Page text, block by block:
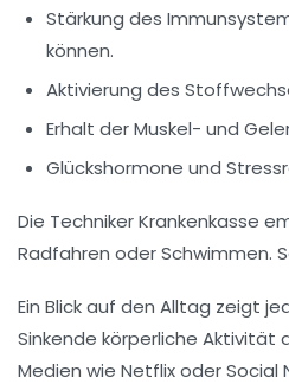
Stärkung des
können.
Aktivierung des
Erhalt der Muskel- und
Glückshormone und
Die Techniker Krankenkasse
Radfahren oder Schwimmen.
Ein Blick auf den Alltag zeigt
Sinkende körperliche Aktivität
Medien wie Netflix oder